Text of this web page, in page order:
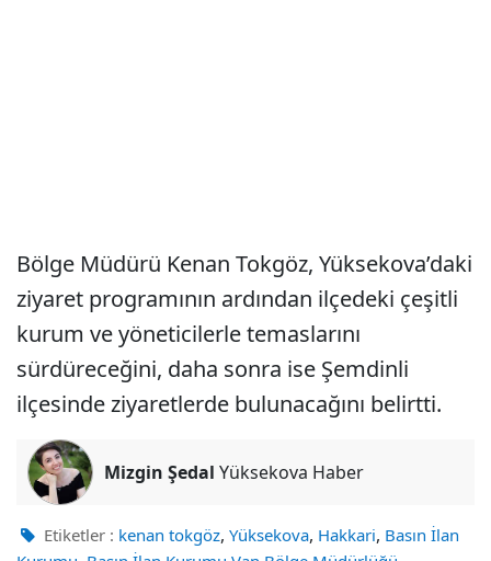
Bölge Müdürü Kenan Tokgöz, Yüksekova’daki
ziyaret programının ardından ilçedeki çeşitli
kurum ve yöneticilerle temaslarını
sürdüreceğini, daha sonra ise Şemdinli
ilçesinde ziyaretlerde bulunacağını belirtti.
Mizgin Şedal Yüksekova Haber
Etiketler : kenan tokgöz, Yüksekova, Hakkari, Basın İlan